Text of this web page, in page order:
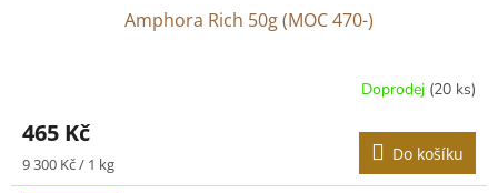
Amphora Rich 50g (MOC 470-)
Doprodej (20 ks)
465 Kč
Měrná
cena:
9 300 Kč / 1 kg Do košíku